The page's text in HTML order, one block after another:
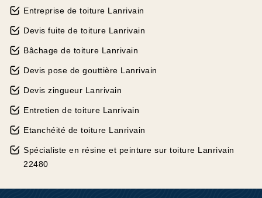
Entreprise de toiture Lanrivain
Devis fuite de toiture Lanrivain
Bâchage de toiture Lanrivain
Devis pose de gouttière Lanrivain
Devis zingueur Lanrivain
Entretien de toiture Lanrivain
Etanchéité de toiture Lanrivain
Spécialiste en résine et peinture sur toiture Lanrivain
22480